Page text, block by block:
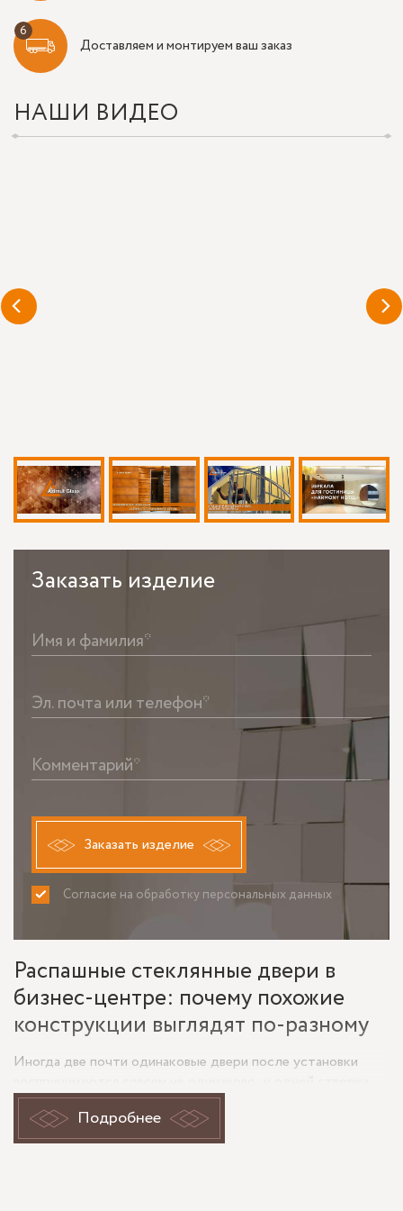
Доставляем и монтируем ваш заказ
НАШИ ВИДЕО
Заказать изделие
Имя и фамилия*
Эл. почта или телефон*
Комментарий*
Заказать изделие
Согласие на обработку персональных данных
ПРИНИМАЮ НЕ ПРИНИМАЮ
Распашные стеклянные двери в
бизнес-центре: почему похожие
конструкции выглядят по-разному
Иногда две почти одинаковые двери после установки
идет мягко и тихо, зазоры выглядят ровными, стекло не
спорит с отделкой; у другой те же распашные полотна
кажутся тяжелыми, бликуют не там, где нужно, и быстрее
Подробнее